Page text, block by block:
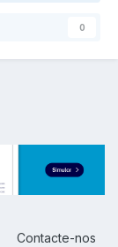
0
Contacte-nos